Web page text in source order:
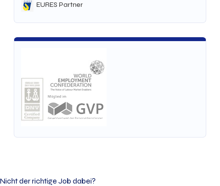
EURES Partner
Nicht der richtige Job dabei?